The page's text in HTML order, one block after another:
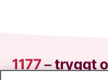
1177–tryggt